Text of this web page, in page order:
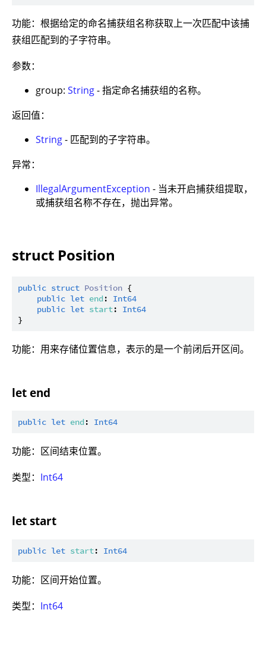
功能：根据给定的命名捕获组名称获取上一次匹配中该捕
获组匹配到的子字符串。
参数：
group: String- 指定命名捕获组的名称。
返回值：
String- 匹配到的子字符串。
异常：
IllegalArgumentException - 当未开启捕获组提取，
或捕获组名称不存在，抛出异常。
struct Position
public struct Position {
public let end: Int64
public let start: Int64
功能：用来存储位置信息，表示的是一个前闭后开区间。
let end
public let end: Int64
功能：区间结束位置。
类型： Int64
let start
public let start: Int64
功能：区间开始位置。
类型： Int64